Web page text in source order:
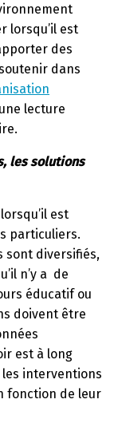
lorsqu’il est
des
dans
lecture
les solutions
est
particuliers.
sont diversifiés,
n’y a de
éducatif ou
doivent être
est à long
les interventions
fonction de leur